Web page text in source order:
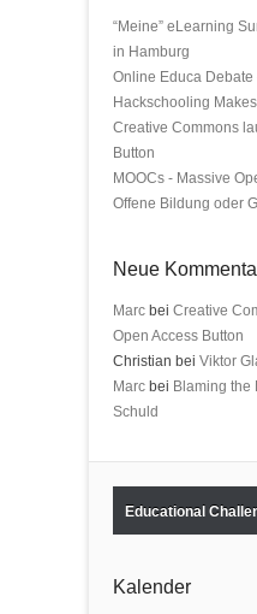
“Meine” eLearning
in Hamburg
Online Educa Debate
Hackschooling
Creative Commons
Button
MOOCs - Massive
Offene Bildung oder
Neue
Marc bei Creative
Open Access Button
Christian bei Viktor
Marc bei Blaming the
Schuld
Educational
Kalender